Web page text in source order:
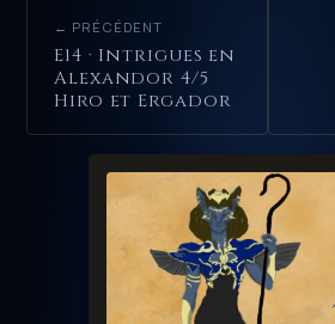
← PRÉCÉDENT
E14 · Intrigues en
Alexandor 4/5
Hiro et Ergador